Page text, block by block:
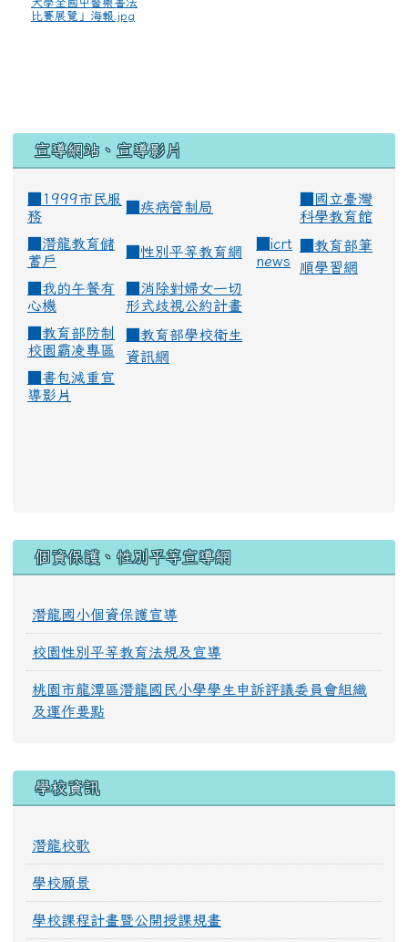
大學全國中醫藥書法
比賽展覽」海報.jpg
宣導網站、宣導影片
■1999市民服
務
疾病管制局
國立臺灣
科學教育館
潛龍教育儲
蓄戶
性別平等教育網
icrt
news
教育部筆
順學習網
我的午餐有
心機
消除對婦女一切
形式歧視公約計畫
教育部防制
校園霸凌專區
教育部學校衛生
資訊網
書包減重宣
導影片
個資保護、性別平等宣導網
潛龍國小個資保護宣導
校園性別平等教育法規及宣導
桃園市龍潭區潛龍國民小學學生申訴評議委員會組織
及運作要點
學校資訊
潛龍校歌
學校願景
學校課程計畫暨公開授課規畫